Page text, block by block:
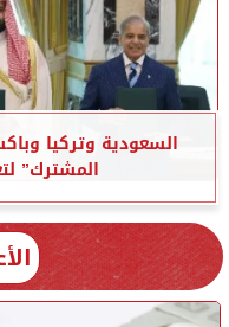
السعودية وتركيا
المشترك”